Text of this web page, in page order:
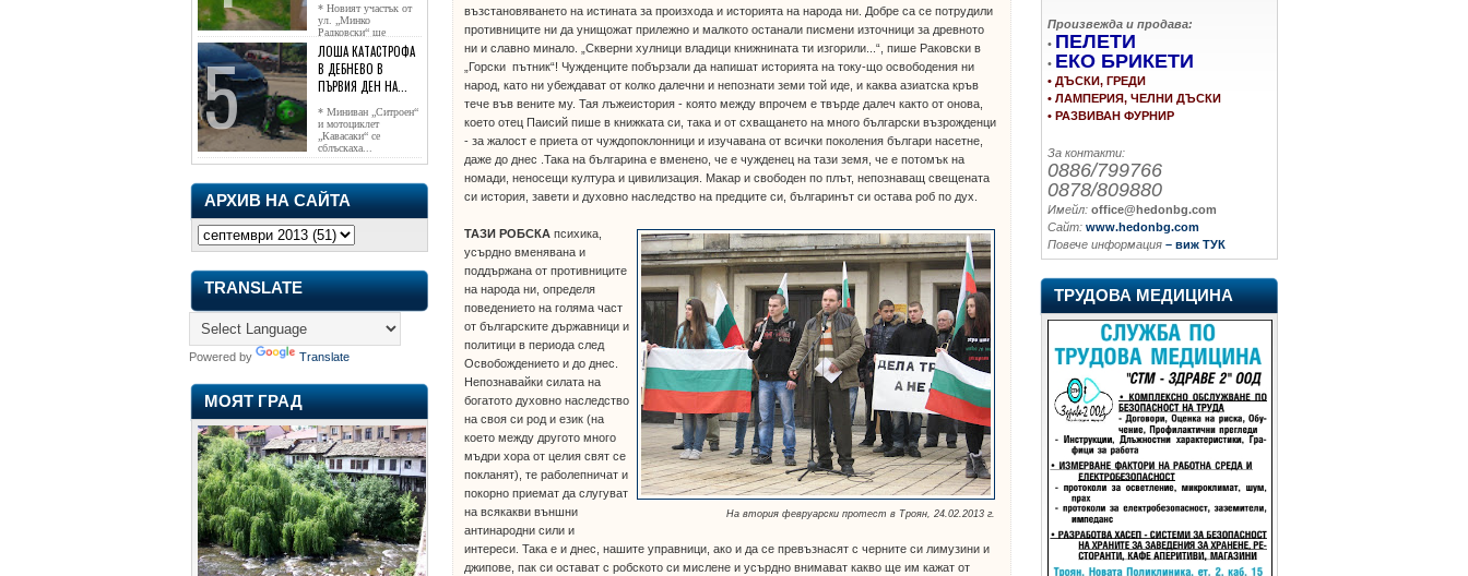
* Новият участък от
ул. „Минко
Радковски“ ще
достигне жк...
ЛОША КАТАСТРОФА
В ДЕБНЕВО В
ПЪРВИЯ ДЕН НА...
* Миниван „Ситроен“
и мотоциклет
„Кавасаки“ се
сблъскаха...
АРХИВ НА САЙТА
TRANSLATE
Powered by Translate
МОЯТ ГРАД
възстановяването на истината за произхода и историята на народа ни. Добре са се потрудили
противниците ни да унищожат прилежно и малкото останали писмени източници за древното
ни и славно минало. „Скверни хулници владици книжнината ти изгорили...“, пише Раковски в
„Горски пътник“! Чужденците побързали да напишат историята на току-що освободения ни
народ, като ни убеждават от колко далечни и непознати земи той иде, и каква азиатска кръв
тече във вените му. Тая лъжеистория - която между впрочем е твърде далеч както от онова,
което отец Паисий пише в книжката си, така и от схващането на много български възрожденци
- за жалост е приета от чуждопоклонници и изучавана от всички поколения българи насетне,
даже до днес .Така на българина е вменено, че е чужденец на тази земя, че е потомък на
номади, неносещи култура и цивилизация. Макар и свободен по плът, непознаващ свещената
си история, завети и духовно наследство на предците си, българинът си остава роб по дух.
На втория февруарски протест в Троян, 24.02.2013 г.
ТАЗИ РОБСКА психика,
усърдно вменявана и
поддържана от противниците
на народа ни, определя
поведението на голяма част
от българските държавници и
политици в периода след
Освобождението и до днес.
Непознавайки силата на
богатото духовно наследство
на своя си род и език (на
което между другото много
мъдри хора от целия свят се
покланят), те раболепничат и
покорно приемат да слугуват
на всякакви външни
антинародни сили и
интереси. Така е и днес, нашите управници, ако и да се превъзнасят с черните си лимузини и
джипове, пак си остават с робското си мислене и усърдно внимават какво ще им кажат от
Произвежда и продава:
• ПЕЛЕТИ
• ЕКО БРИКЕТИ
• ДЪСКИ, ГРЕДИ
• ЛАМПЕРИЯ, ЧЕЛНИ ДЪСКИ
• РАЗВИВАН ФУРНИР
За контакти:
0886/799766
0878/809880
Имейл: office@hedonbg.com
Сайт: www.hedonbg.com
Повече информация – виж ТУК
ТРУДОВА МЕДИЦИНА